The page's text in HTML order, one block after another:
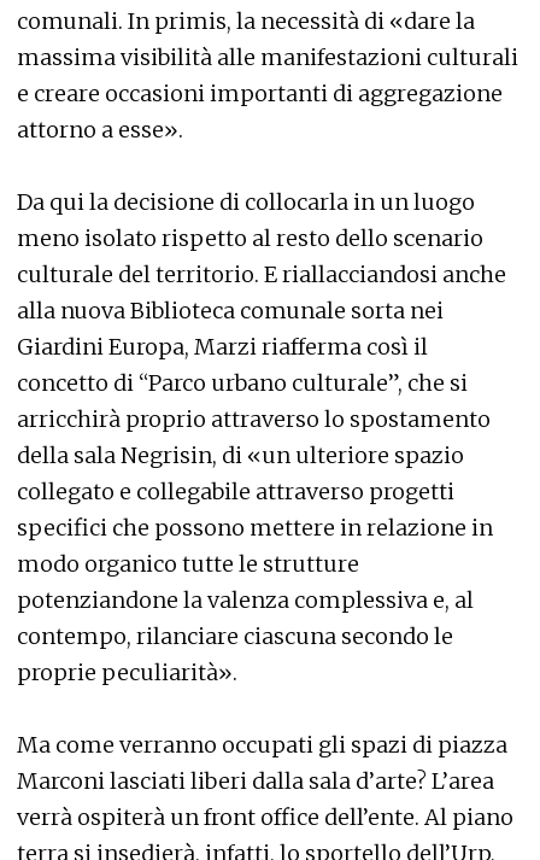
comunali. In primis, la necessità di «dare la
massima visibilità alle manifestazioni culturali
e creare occasioni importanti di aggregazione
attorno a esse».
Da qui la decisione di collocarla in un luogo
meno isolato rispetto al resto dello scenario
culturale del territorio. E riallacciandosi anche
alla nuova Biblioteca comunale sorta nei
Giardini Europa, Marzi riafferma così il
concetto di “Parco urbano culturale”, che si
arricchirà proprio attraverso lo spostamento
della sala Negrisin, di «un ulteriore spazio
collegato e collegabile attraverso progetti
specifici che possono mettere in relazione in
modo organico tutte le strutture
potenziandone la valenza complessiva e, al
contempo, rilanciare ciascuna secondo le
proprie peculiarità».
Ma come verranno occupati gli spazi di piazza
Marconi lasciati liberi dalla sala d’arte? L’area
verrà ospiterà un front office dell’ente. Al piano
terra si insedierà, infatti, lo sportello dell’Urp,